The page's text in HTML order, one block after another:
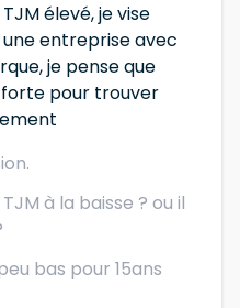
élevé, je vise
entreprise avec
je pense que
pour trouver
à la baisse ? ou il
bas pour 15ans